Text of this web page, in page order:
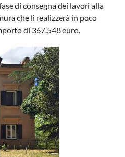
di consegna dei lavori alla
che li realizzerà in poco
di 367.548 euro.